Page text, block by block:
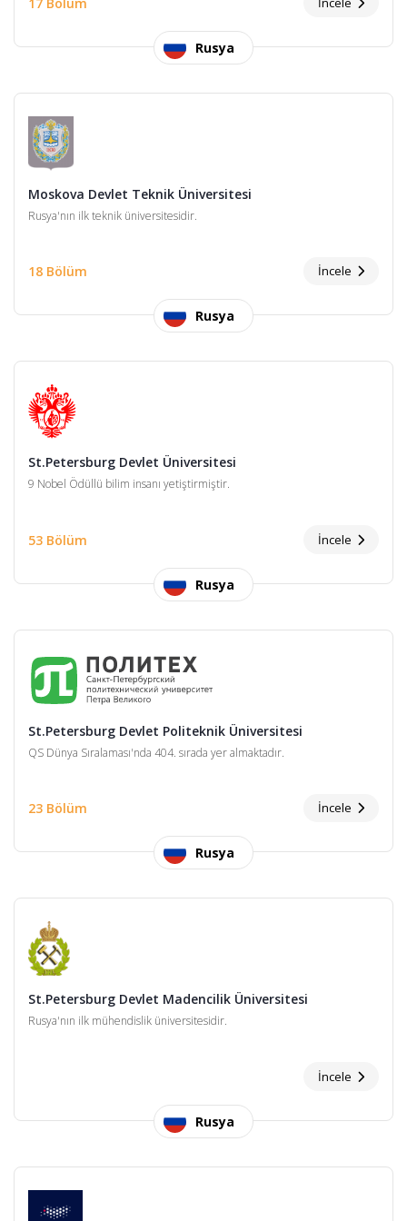
Rusya
Moskova Devlet Teknik Üniversitesi
Rusya'nın ilk teknik üniversitesidir.
18 Bölüm İncele
Rusya
St.Petersburg Devlet Üniversitesi
9 Nobel Ödüllü bilim insanı yetiştirmiştir.
53 Bölüm İncele
Rusya
St.Petersburg Devlet Politeknik Üniversitesi
QS Dünya Sıralaması'nda 404. sırada yer almaktadır.
23 Bölüm İncele
Rusya
St.Petersburg Devlet Madencilik Üniversitesi
Rusya'nın ilk mühendislik üniversitesidir.
İncele
Rusya